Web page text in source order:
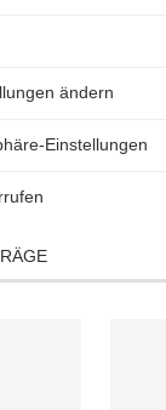
ändern
Einstellungen